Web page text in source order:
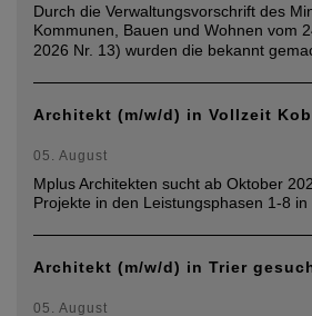
Durch die Verwaltungsvorschrift des
Kommunen, Bauen und Wohnen vom
2026 Nr. 13) wurden die bekannt
Architekt (m/w/d) in Vollzeit
05. August
Mplus Architekten sucht ab Oktober
Projekte in den Leistungsphasen 1-8 in
Architekt (m/w/d) in Trier
05. August